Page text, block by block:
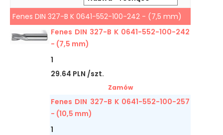
Fenes DIN 327-B K 0641-552-100-242 - (7,5 mm)
Fenes DIN 327-B K 0641-552-100-242
- (7,5 mm)
1
29.64 PLN /szt.
Zamów
Fenes DIN 327-B K 0641-552-100-257
- (10,5 mm)
1